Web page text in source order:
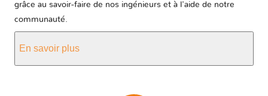
grâce au savoir-faire de nos ingénieurs et à l'aide de notre
communauté.
En savoir plus